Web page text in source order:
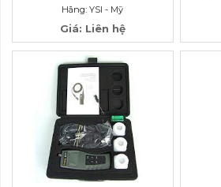
Hãng: YSI - Mỹ
Giá: Liên hệ